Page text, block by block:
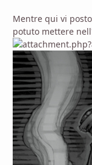
Mentre qui vi
potuto mettere